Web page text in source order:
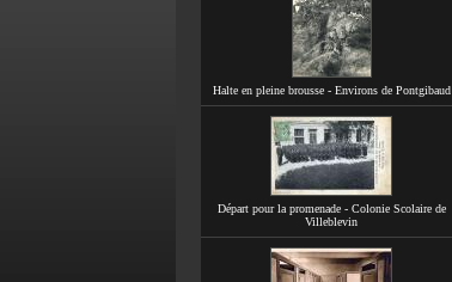
Halte en pleine brousse - Environs de Pontgibaud
Départ pour la promenade - Colonie Scolaire de
Villeblevin